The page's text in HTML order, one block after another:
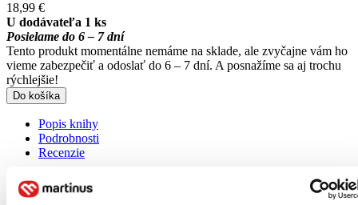
18,99 €
U dodávateľa 1 ks
Posielame do 6 – 7 dní
Tento produkt momentálne nemáme na sklade, ale zvyčajne vám ho
vieme zabezpečiť a odoslať do 6 – 7 dní. A posnažíme sa aj trochu
rýchlejšie!
Do košíka
Popis knihy
Podrobnosti
Recenzie
Viac o knihe